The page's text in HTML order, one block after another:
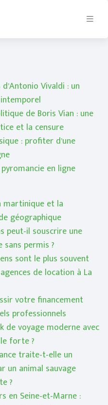
Vivaldi : un
de Boris Vian : une
et la censure
: profiter d’une
en ligne
martinique et la
géographique
peut-il souscrire une
permis ?
sont le plus souvent
de location à La
votre financement
professionnels
de voyage moderne avec
forte ?
traite-t-elle un
un animal sauvage
?
en Seine-et-Marne :